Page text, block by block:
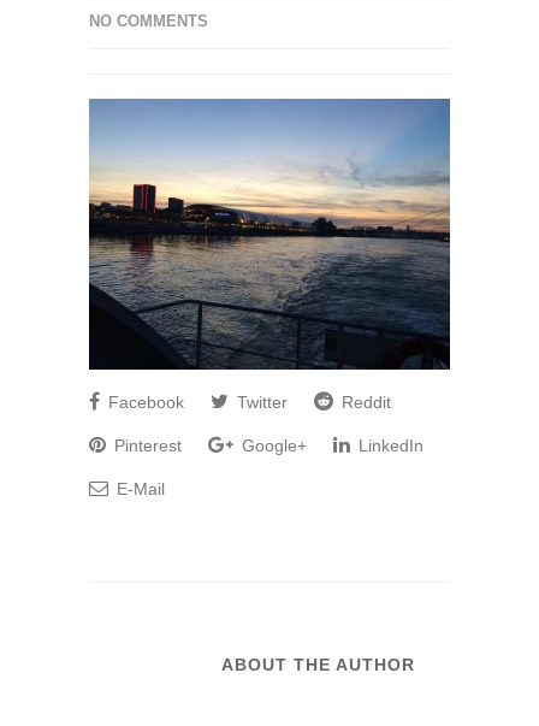
NO COMMENTS
Facebook Twitter Reddit
Pinterest Google+ LinkedIn
E-Mail
ABOUT THE AUTHOR